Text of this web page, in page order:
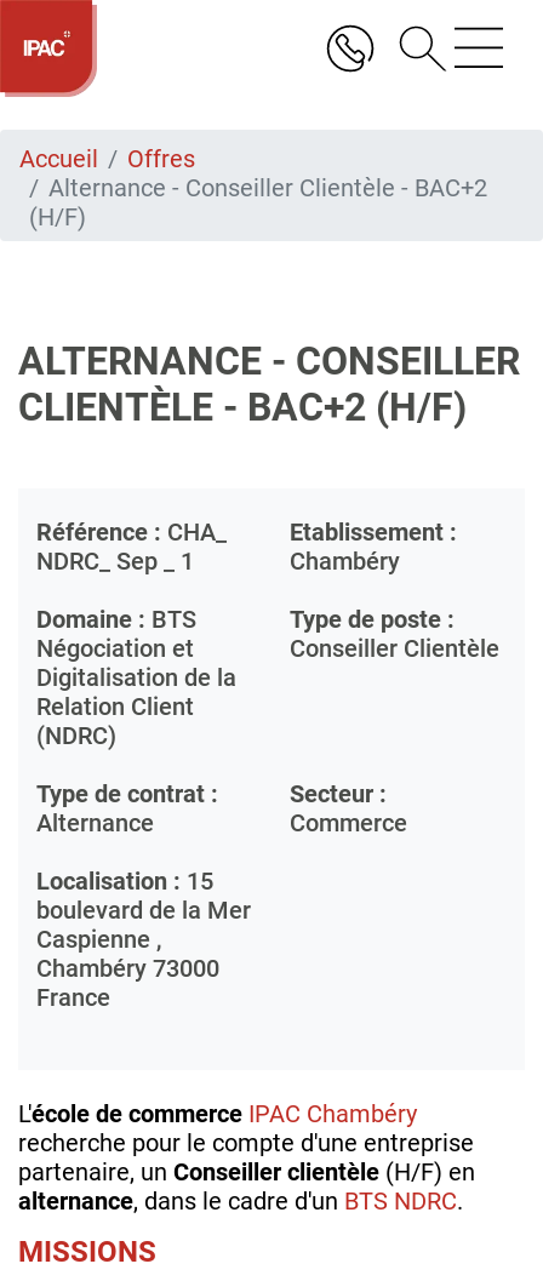
Aller
contenu
Accueil
Offres
Alternance - Conseiller Clientèle - BAC+2
(H/F)
ALTERNANCE - CONSEILLER
CLIENTÈLE - BAC+2 (H/F)
Référence : CHA_
NDRC_ Sep _ 1
Etablissement :
Chambéry
Domaine : BTS
Négociation et
Digitalisation de la
Relation Client
(NDRC)
Type de poste :
Conseiller Clientèle
Type de contrat :
Alternance
Secteur :
Commerce
Localisation : 15
boulevard de la Mer
Caspienne ,
Chambéry 73000
France
L'école de commerce IPAC Chambéry
recherche pour le compte d'une entreprise
partenaire, un Conseiller clientèle (H/F) en
alternance, dans le cadre d'un BTS NDRC.
MISSIONS